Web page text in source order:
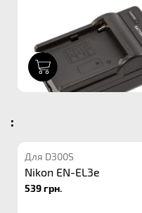
:
Для D300S
Nikon EN-EL3e
539 грн.